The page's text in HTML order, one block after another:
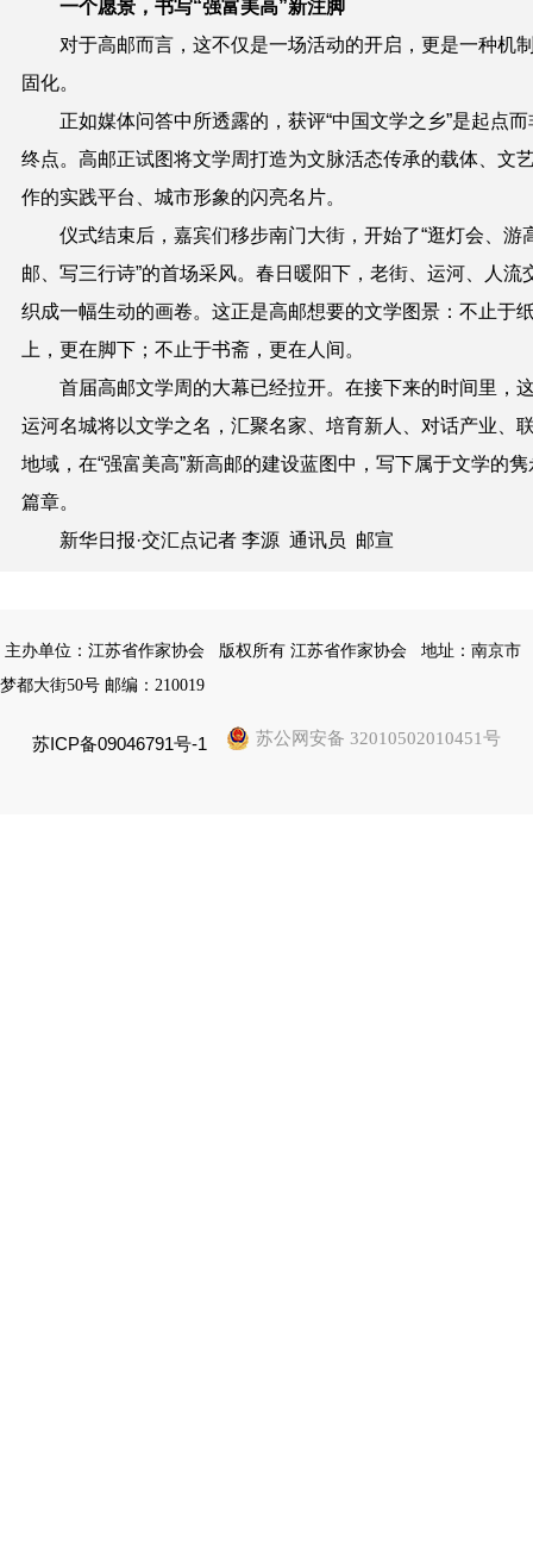
一个愿景，书写“强富美高”新注脚
对于高邮而言，这不仅是一场活动的开启，更是一种机
固化。
正如媒体问答中所透露的，获评“中国文学之乡”是起点而
终点。高邮正试图将文学周打造为文脉活态传承的载体、文
作的实践平台、城市形象的闪亮名片。
仪式结束后，嘉宾们移步南门大街，开始了“逛灯会、游
邮、写三行诗”的首场采风。春日暖阳下，老街、运河、人流
织成一幅生动的画卷。这正是高邮想要的文学图景：不止于
上，更在脚下；不止于书斋，更在人间。
首届高邮文学周的大幕已经拉开。在接下来的时间里，
运河名城将以文学之名，汇聚名家、培育新人、对话产业、
地域，在“强富美高”新高邮的建设蓝图中，写下属于文学的隽
篇章。
新华日报·交汇点记者 李源 通讯员 邮宣
主办单位：江苏省作家协会 版权所有 江苏省作家协会
地址：南京市
梦都大街50号 邮编：210019
苏ICP备09046791号-1 苏公网安备 32010502010451号